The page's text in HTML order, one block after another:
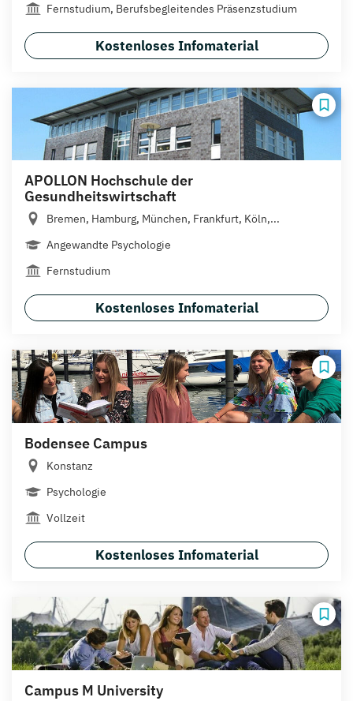
Fernstudium, Berufsbegleitendes Präsenzstudium
Kostenloses Infomaterial
APOLLON Hochschule der
Gesundheitswirtschaft
Bremen, Hamburg, München, Frankfurt, Köln,...
Angewandte Psychologie
Fernstudium
Kostenloses Infomaterial
Bodensee Campus
Konstanz
Psychologie
Vollzeit
Kostenloses Infomaterial
Campus M University